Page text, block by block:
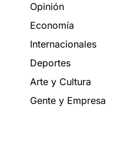
Opinión
Economía
Internacionales
Deportes
Arte y Cultura
Gente y Empresa